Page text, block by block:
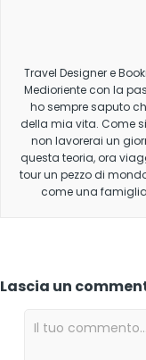
Travel Designer e
Medioriente con la
ho sempre saputo
della mia vita. Come
non lavorerai un
questa teoria, ora
tour un pezzo di
come una
Lascia un